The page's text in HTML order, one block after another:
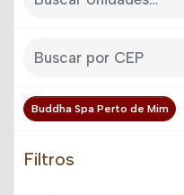
Buddha Spa Perto de Mim
Filtros